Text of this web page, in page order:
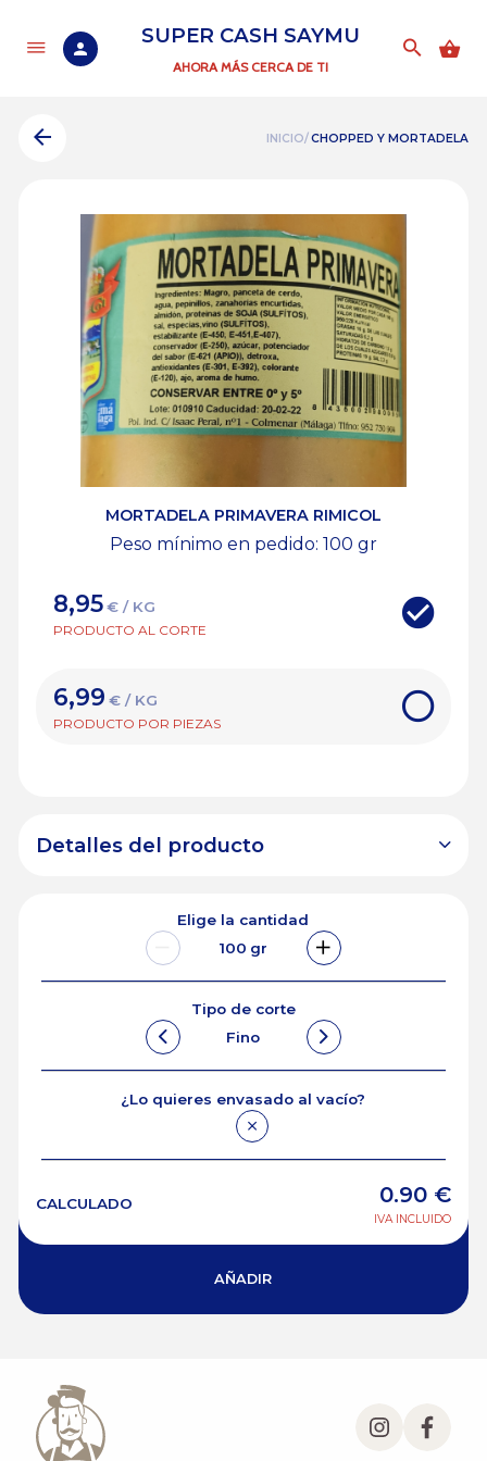
SUPER CASH SAYMU
AHORA MÁS CERCA DE TI
INICIO/CHOPPED Y MORTADELA
MORTADELA PRIMAVERA RIMICOL
Peso mínimo en pedido: 100 gr
8,95 € / KG
PRODUCTO AL CORTE
6,99 € / KG
PRODUCTO POR PIEZAS
Detalles del producto
Elige la cantidad
100 gr
Tipo de corte
Fino
¿Lo quieres envasado al vacío?
CALCULADO 0.90 €
IVA INCLUIDO
AÑADIR